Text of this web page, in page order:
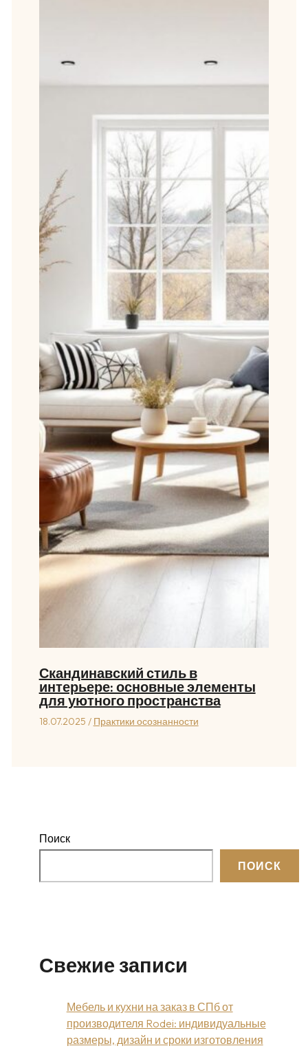
Скандинавский стиль в
интерьере: основные элементы
для уютного пространства
18.07.2025 / Практики осознанности
Поиск
ПОИСК
Свежие записи
Мебель и кухни на заказ в СПб от
производителя Rodei: индивидуальные
размеры, дизайн и сроки изготовления